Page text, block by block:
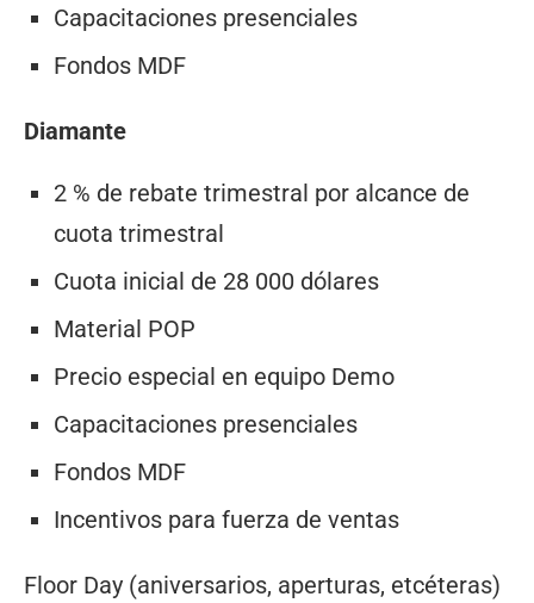
Capacitaciones presenciales
Fondos MDF
Diamante
2 % de rebate trimestral por alcance de
cuota trimestral
Cuota inicial de 28 000 dólares
Material POP
Precio especial en equipo Demo
Capacitaciones presenciales
Fondos MDF
Incentivos para fuerza de ventas
Floor Day (aniversarios, aperturas, etcéteras)